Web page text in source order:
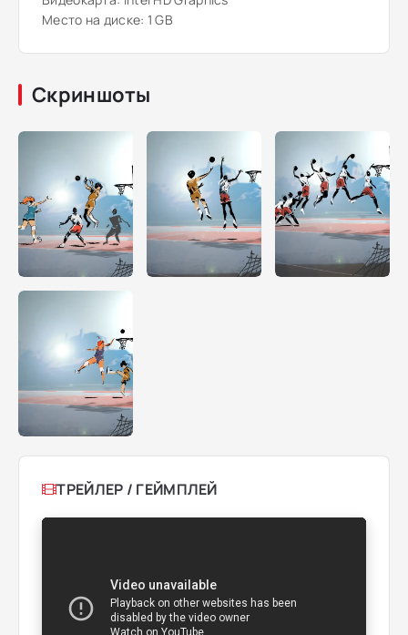
Место на диске: 1 GB
Скриншоты
ТРЕЙЛЕР / ГЕЙМПЛЕЙ